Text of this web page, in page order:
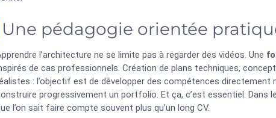
Une pédagogie orientée
l’architecture ne se limite pas à regarder des vidéos. Une
de cas professionnels. Création de plans techniques,
: l’objectif est de développer des compétences
progressivement un portfolio. Et ça, c’est essentiel. Dans
l’on sait faire compte souvent plus qu’un long CV.